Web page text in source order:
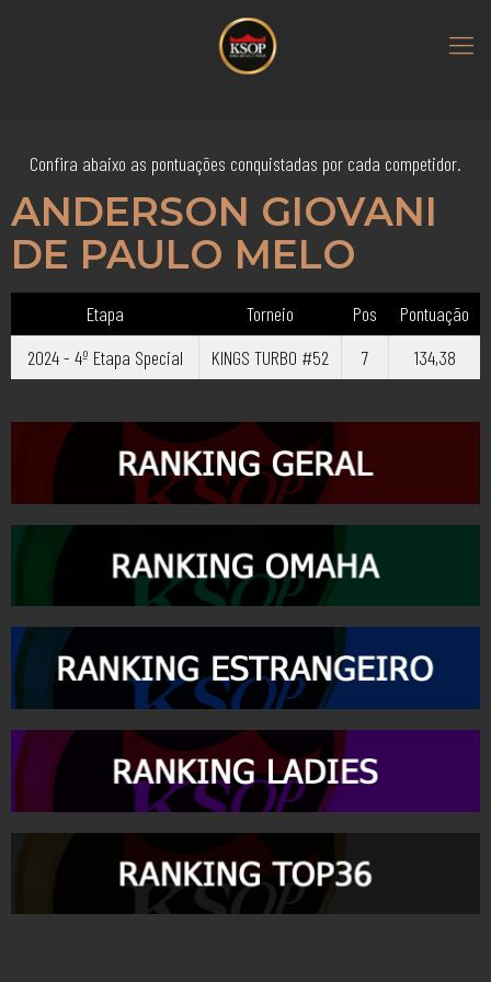
Confira abaixo as pontuações conquistadas por cada competidor.
ANDERSON GIOVANI
DE PAULO MELO
Etapa Torneio Pos
Pontuação
2024 - 4º Etapa Special
KINGS TURBO #52 7 134,38